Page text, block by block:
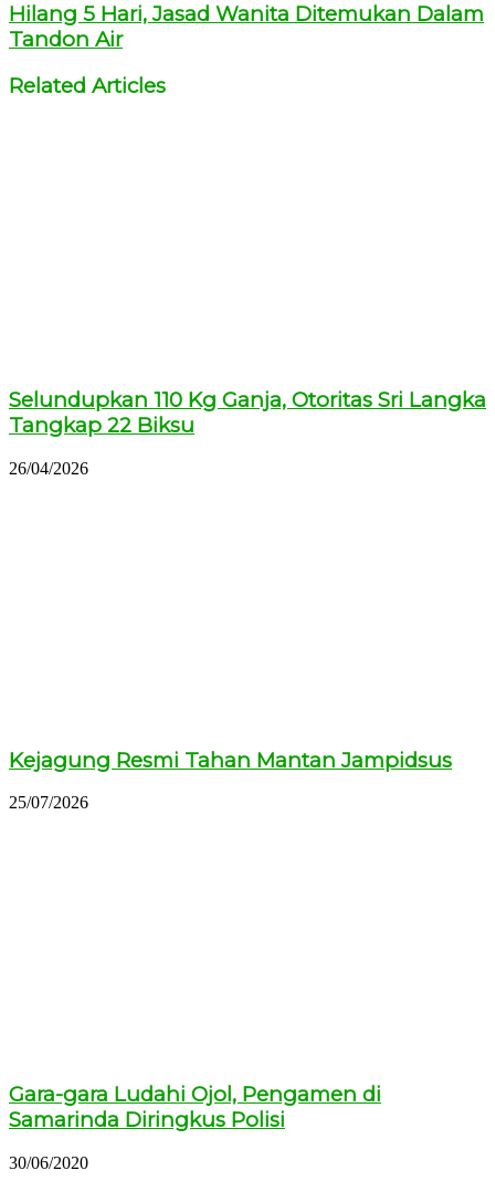
Hilang 5 Hari, Jasad Wanita Ditemukan Dalam
Tandon Air
Related Articles
Selundupkan 110 Kg Ganja, Otoritas Sri Langka
Tangkap 22 Biksu
26/04/2026
Kejagung Resmi Tahan Mantan Jampidsus
25/07/2026
Gara-gara Ludahi Ojol, Pengamen di
Samarinda Diringkus Polisi
30/06/2020